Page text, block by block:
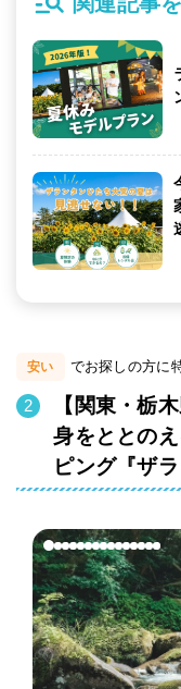
安い でお探しの方に
【関東・栃
身をととの
ピング『ザラ